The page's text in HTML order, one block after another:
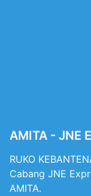
AMITA - JNE
RUKO
Cabang JNE
AMITA.